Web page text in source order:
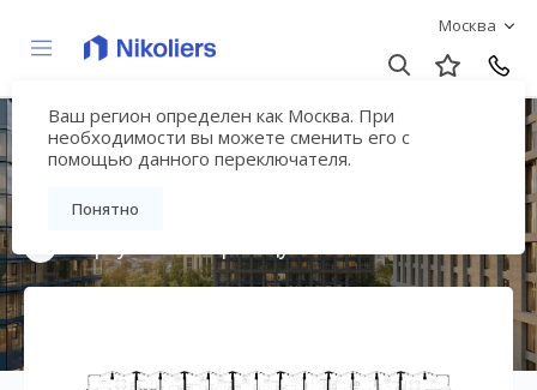
Москва
Ваш регион определен как Москва. При
необходимости вы можете сменить его с
помощью данного переключателя.
Понятно
Премиальный дом
«МИРА»